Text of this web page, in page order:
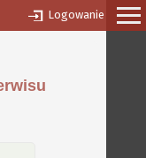
Logowanie